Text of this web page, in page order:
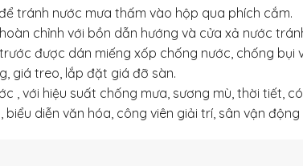
tránh nước mưa thấm vào hộp qua phích cắm.
chỉnh với bồn dẫn hướng và cửa xả nước
được dán miếng xốp chống nước, chống
giá treo, lắp đặt giá đỡ sàn.
, với hiệu suất chống mưa, sương mù, thời tiết,
diễn văn hóa, công viên giải trí, sân vận